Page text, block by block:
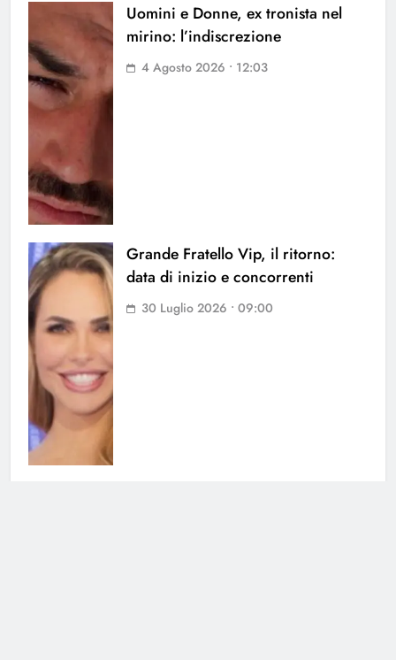
Uomini e Donne, ex tronista nel
mirino: l’indiscrezione
4 Agosto 2026 • 12:03
Grande Fratello Vip, il ritorno:
data di inizio e concorrenti
30 Luglio 2026 • 09:00